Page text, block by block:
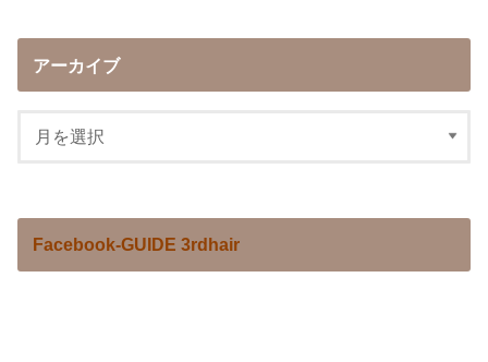
アーカイブ
Facebook-GUIDE 3rdhair